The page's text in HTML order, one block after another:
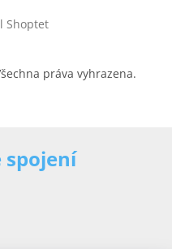
Shoptet
práva vyhrazena.
spojení